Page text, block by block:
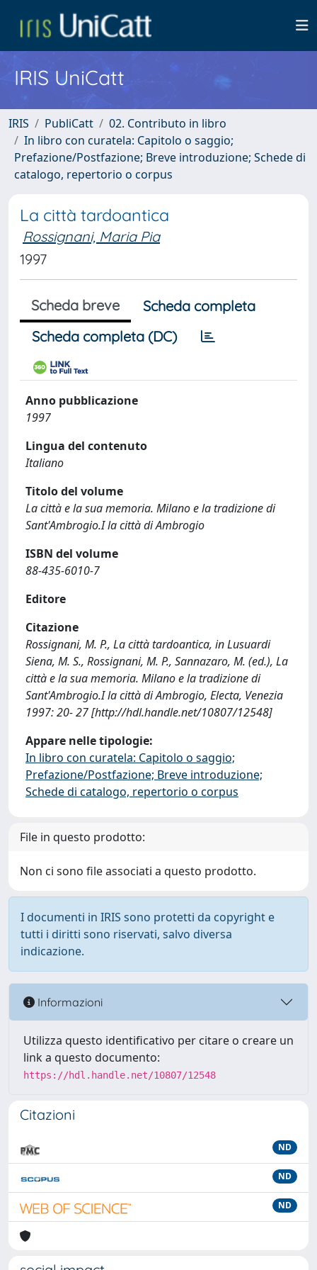
IRIS UniCatt
IRIS PubliCatt
02. Contributo in libro
In libro con curatela: Capitolo o saggio;
Prefazione/Postfazione; Breve introduzione; Schede di
catalogo, repertorio o corpus
La città tardoantica
Rossignani, Maria Pia
1997
Scheda breve
Scheda completa
Scheda completa (DC)
Anno pubblicazione
1997
Lingua del contenuto
Italiano
Titolo del volume
La città e la sua memoria. Milano e la tradizione di
Sant'Ambrogio.I la città di Ambrogio
ISBN del volume
88-435-6010-7
Editore
Citazione
Rossignani, M. P., La città tardoantica, in Lusuardi
Siena, M. S., Rossignani, M. P., Sannazaro, M. (ed.), La
città e la sua memoria. Milano e la tradizione di
Sant'Ambrogio.I la città di Ambrogio, Electa, Venezia
1997: 20- 27 [http://hdl.handle.net/10807/12548]
Appare nelle tipologie:
In libro con curatela: Capitolo o saggio;
Prefazione/Postfazione; Breve introduzione;
Schede di catalogo, repertorio o corpus
File in questo prodotto:
Non ci sono file associati a questo prodotto.
I documenti in IRIS sono protetti da copyright e
tutti i diritti sono riservati, salvo diversa
indicazione.
Informazioni
Utilizza questo identificativo per citare o creare un
link a questo documento:
https://hdl.handle.net/10807/12548
Citazioni
ND
ND
ND